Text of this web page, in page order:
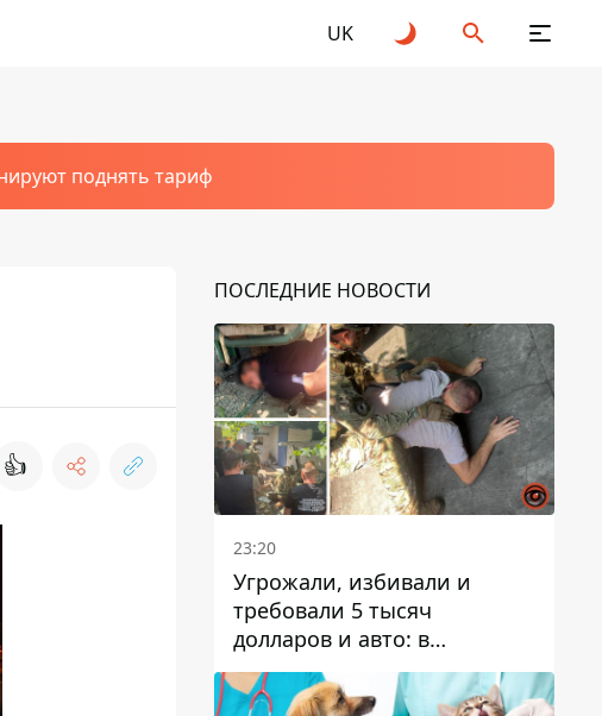
UK
поднять тариф
👍
ПОСЛЕДНИЕ НОВОСТИ
23:20
Угрожали, избивали и
требовали 5 тысяч
долларов и авто: в
Павлограде задержали двух
мужчин